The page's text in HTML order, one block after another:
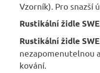
Vzorník). Pro snazší
Rustikální židle
Rustikální židle
nezapomenutelnou
kování.